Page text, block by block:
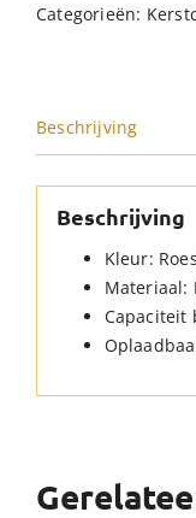
Categorieën:
Beschrijving
Beschrijving
Kleur:
Materiaal:
Capaciteit